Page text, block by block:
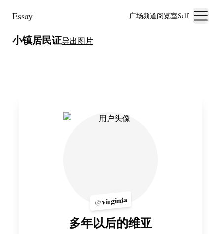
Essay 广场频道阅览室Self
小镇居民证导出图片
@virginia
多年以后的维亚